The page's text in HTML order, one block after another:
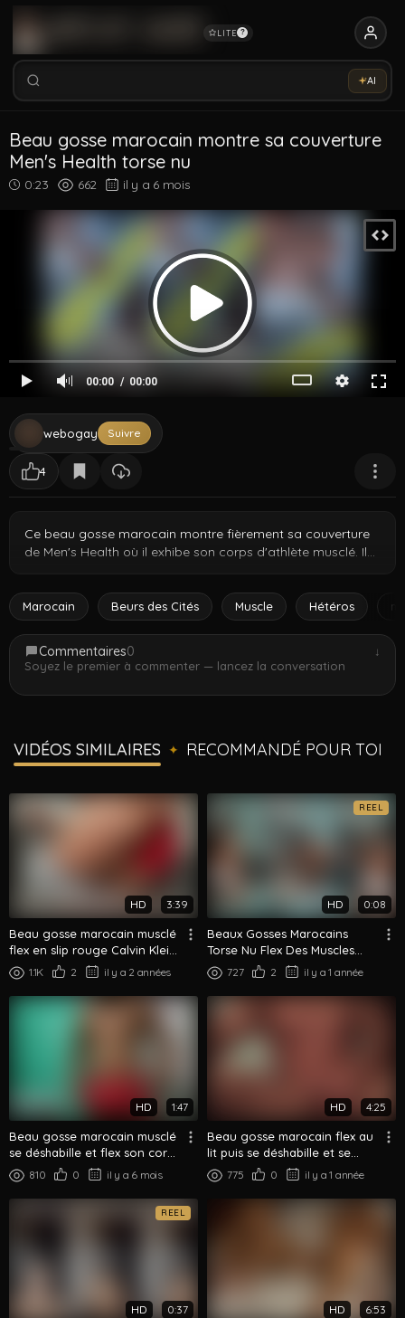
LITE ?
Rechercher vidéos, modèles, tags...
AI
Beau gosse marocain montre sa couverture
Men's Health torse nu
0:23 662 il y a 6 mois
00:00 00:00
webogay Suivre
4
Ce beau gosse marocain montre fièrement sa couverture
de Men's Health où il exhibe son corps d'athlète musclé. Il
montre que ce mec est authentique, un modèle fitness qui
sait aussi se montrer coquin devant la caméra.
Marocain Beurs des Cités Muscle Hétéros
Commentaires0
Soyez le premier à commenter — lancez la conversation
↓
VIDÉOS SIMILAIRES ✦ RECOMMANDÉ POUR TOI
HD 3:39
Beau gosse marocain musclé
flex en slip rouge Calvin Klein
sur le canapé
1.1K 2 il y a 2 années
REEL
HD 0:08
Beaux Gosses Marocains
Torse Nu Flex Des Muscles
Ensemble Selfie Miroir
727 2 il y a 1 année
HD 1:47
Beau gosse marocain musclé
se déshabille et flex son corps
découpé
810 0 il y a 6 mois
HD 4:25
Beau gosse marocain flex au
lit puis se déshabille et se
branle
775 0 il y a 1 année
REEL
HD 0:37 HD 6:53